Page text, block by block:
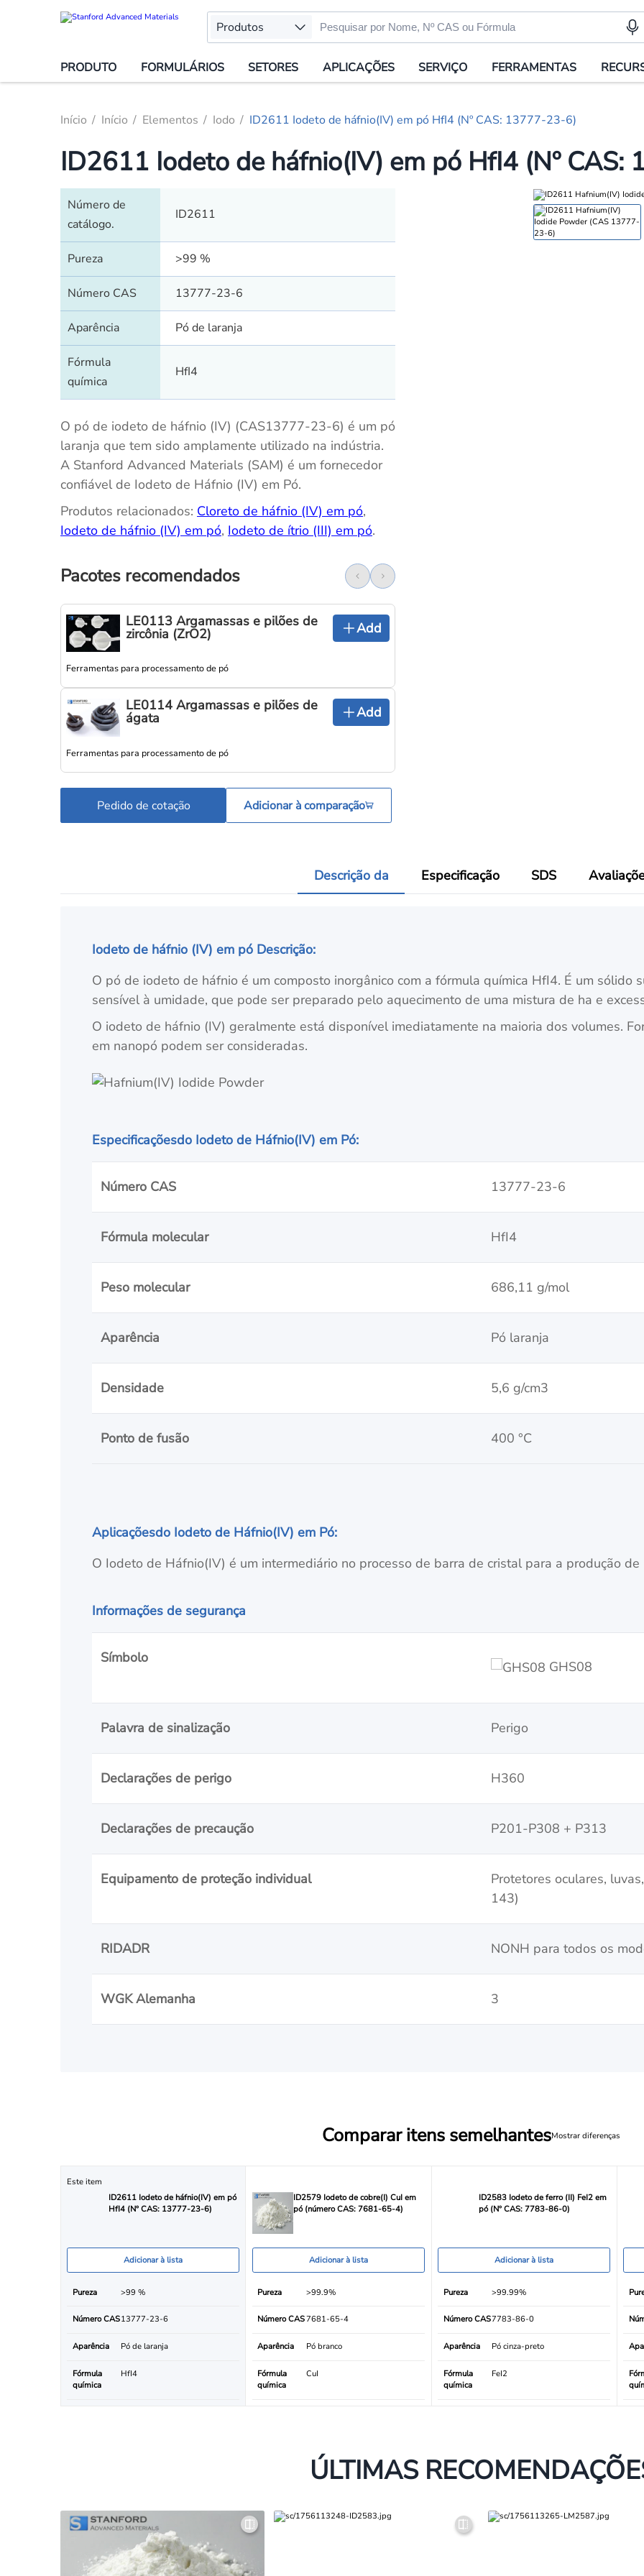
Produtos
PRODUTO FORMULÁRIOS SETORES APLICAÇÕES SERVIÇO FERRAMENTAS
Início Início Elementos Iodo ID2611 Iodeto de háfnio(IV) em pó HfI4 (Nº CAS: 13777-23-6)
ID2611 Iodeto de háfnio(IV) em pó HfI4 (Nº
Número de
catálogo.
ID2611
Pureza >99 %
Número CAS 13777-23-6
Aparência Pó de laranja
Fórmula
química
HfI4
O pó de iodeto de háfnio (IV) (CAS13777-23-6) é um pó
laranja que tem sido amplamente utilizado na indústria.
A Stanford Advanced Materials (SAM) é um fornecedor
confiável de Iodeto de Háfnio (IV) em Pó.
Produtos relacionados: Cloreto de háfnio (IV) em pó,
Iodeto de háfnio (IV) em pó, Iodeto de ítrio (III) em pó.
Pacotes recomendados
LE0113 Argamassas e pilões de
zircônia (ZrO2) Add
Ferramentas para processamento de pó
LE0114 Argamassas e pilões de
ágata Add
Ferramentas para processamento de pó
Pedido de cotação Adicionar à comparação
Descrição da Especificação SDS
Iodeto de háfnio (IV) em pó Descrição:
O pó de iodeto de háfnio é um composto inorgânico com a fórmula química HfI4. É um sólido
sensível à umidade, que pode ser preparado pelo aquecimento de uma mistura de ha e
O iodeto de háfnio (IV) geralmente está disponível imediatamente na maioria dos volumes.
em nanopó podem ser consideradas.
Especificaçõesdo Iodeto de Háfnio(IV) em Pó:
Número CAS 13777-23-6
Fórmula molecular HfI4
Peso molecular 686,11 g/mol
Aparência Pó laranja
Densidade 5,6 g/cm3
Ponto de fusão 400 °C
Aplicaçõesdo Iodeto de Háfnio(IV) em Pó:
O Iodeto de Háfnio(IV) é um intermediário no processo de barra de cristal para a produção de
Informações de segurança
Símbolo
GHS08
Palavra de sinalização Perigo
Declarações de perigo H360
Declarações de precaução P201-P308 + P313
Equipamento de proteção individual
Protetores oculares,
143)
RIDADR NONH para todos os
WGK Alemanha 3
Comparar itens semelhantesMostrar diferenças
Este item
ID2611 Iodeto de háfnio(IV) em pó
HfI4 (Nº CAS: 13777-23-6)
Adicionar à lista
Pureza >99 %
Número CAS13777-23-6
Aparência Pó de laranja
Fórmula
química
HfI4
ID2579 Iodeto de cobre(I) CuI em
pó (número CAS: 7681-65-4)
Adicionar à lista
Pureza >99.9%
Número CAS7681-65-4
Aparência Pó branco
Fórmula
química
CuI
ID2583 Iodeto de ferro (II) FeI2 em
pó (Nº CAS: 7783-86-0)
Adicionar à lista
Pureza >99.99%
Número CAS7783-86-0
Aparência Pó cinza-preto
Fórmula
química
FeI2
ÚLTIMAS